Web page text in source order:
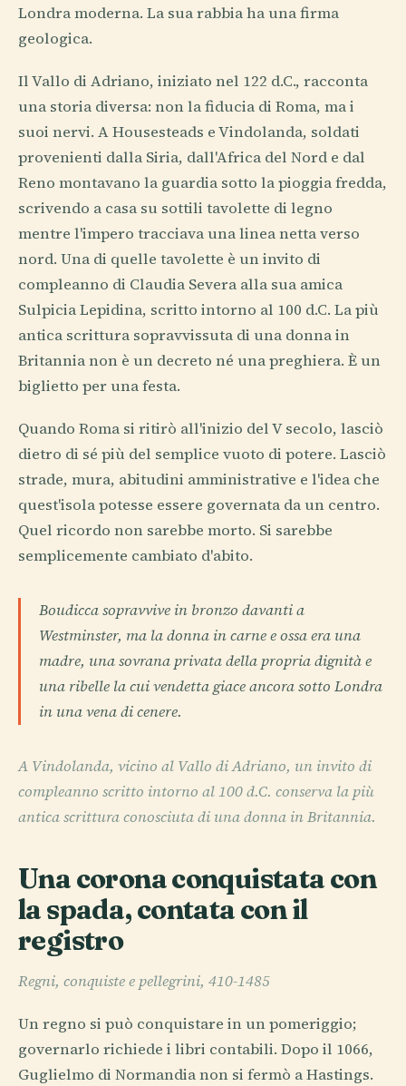
Londra moderna. La sua rabbia ha una firma
geologica.
Il Vallo di Adriano, iniziato nel 122 d.C., racconta
una storia diversa: non la fiducia di Roma, ma i
suoi nervi. A Housesteads e Vindolanda, soldati
provenienti dalla Siria, dall'Africa del Nord e dal
Reno montavano la guardia sotto la pioggia fredda,
scrivendo a casa su sottili tavolette di legno
mentre l'impero tracciava una linea netta verso
nord. Una di quelle tavolette è un invito di
compleanno di Claudia Severa alla sua amica
Sulpicia Lepidina, scritto intorno al 100 d.C. La più
antica scrittura sopravvissuta di una donna in
Britannia non è un decreto né una preghiera. È un
biglietto per una festa.
Quando Roma si ritirò all'inizio del V secolo, lasciò
dietro di sé più del semplice vuoto di potere. Lasciò
strade, mura, abitudini amministrative e l'idea che
quest'isola potesse essere governata da un centro.
Quel ricordo non sarebbe morto. Si sarebbe
semplicemente cambiato d'abito.
Boudicca sopravvive in bronzo davanti a
Westminster, ma la donna in carne e ossa era una
madre, una sovrana privata della propria dignità e
una ribelle la cui vendetta giace ancora sotto Londra
in una vena di cenere.
A Vindolanda, vicino al Vallo di Adriano, un invito di
compleanno scritto intorno al 100 d.C. conserva la più
antica scrittura conosciuta di una donna in Britannia.
Una corona conquistata con
la spada, contata con il
registro
Regni, conquiste e pellegrini, 410-1485
Un regno si può conquistare in un pomeriggio;
governarlo richiede i libri contabili. Dopo il 1066,
Guglielmo di Normandia non si fermò a Hastings.